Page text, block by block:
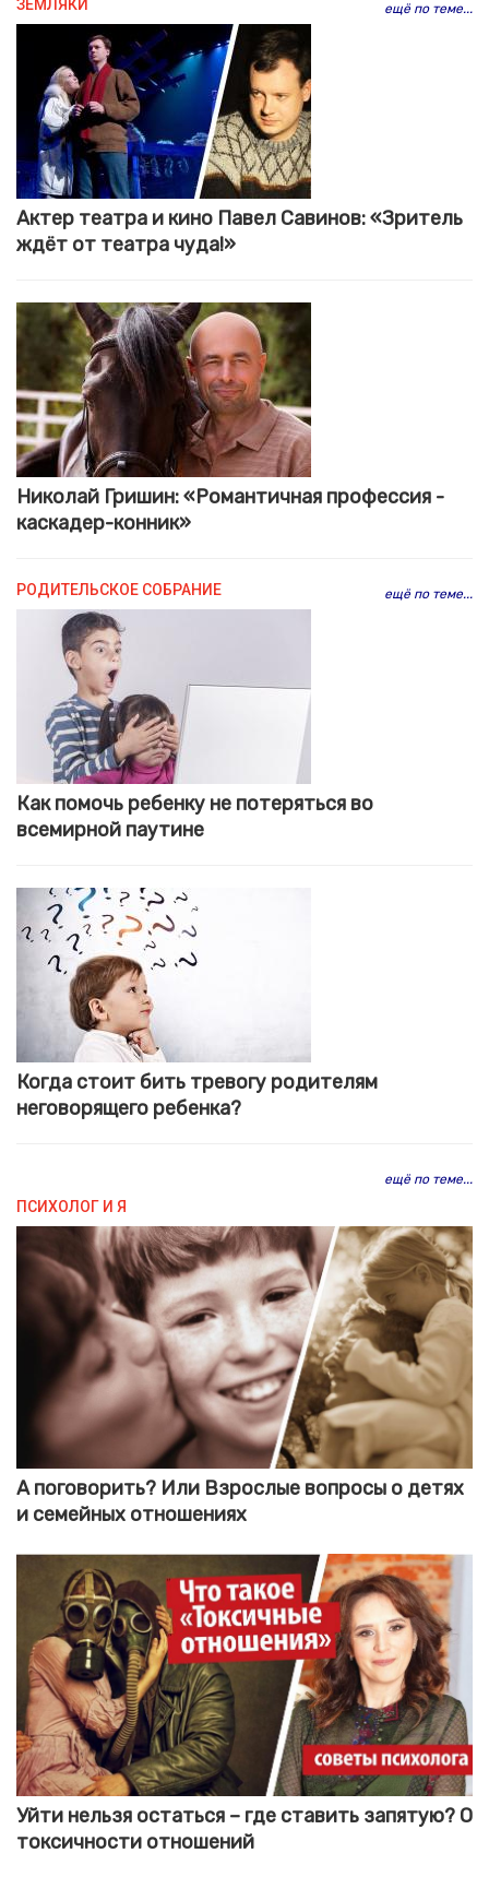
ещё по теме...
ЗЕМЛЯКИ
Актер театра и кино Павел Савинов: «Зритель
ждёт от театра чуда!»
Николай Гришин: «Романтичная профессия -
каскадер-конник»
ещё по теме...
РОДИТЕЛЬСКОЕ СОБРАНИЕ
Как помочь ребенку не потеряться во
всемирной паутине
Когда стоит бить тревогу родителям
неговорящего ребенка?
ещё по теме...
ПСИХОЛОГ И Я
А поговорить? Или Взрослые вопросы о детях
и семейных отношениях
Уйти нельзя остаться – где ставить запятую? О
токсичности отношений